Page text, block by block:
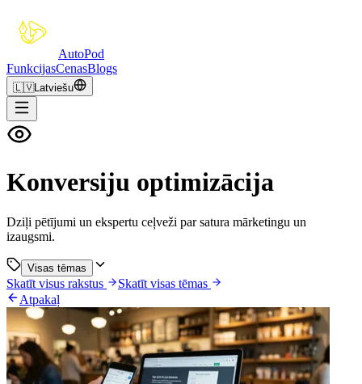
AutoPod
FunkcijasCenasBlogs
🇱🇻Latviešu
Konversiju optimizācija
Dziļi pētījumi un ekspertu ceļveži par satura mārketingu un
izaugsmi.
Visas tēmas
Skatīt visus rakstus
Skatīt visas tēmas
Atpakaļ